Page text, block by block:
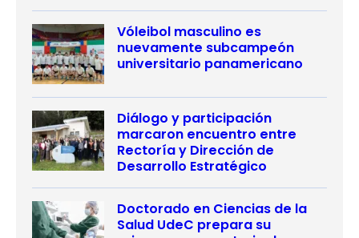
Vóleibol masculino es
nuevamente subcampeón
universitario panamericano
Diálogo y participación
marcaron encuentro entre
Rectoría y Dirección de
Desarrollo Estratégico
Doctorado en Ciencias de la
Salud UdeC prepara su